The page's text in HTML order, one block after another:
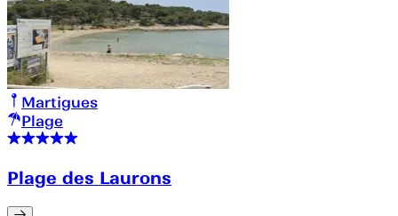
Martigues
Plage
Plage des Laurons